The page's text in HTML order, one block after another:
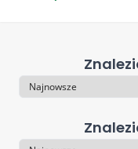
Sortowanie